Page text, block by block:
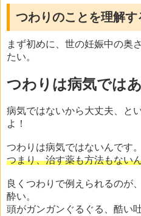
つわりのことを理解す
まず初めに、世の妊娠中の奥
たい。
つわりは病気では
病気ではないから大丈夫、と
よ！
つわりは病気ではないんです。
つまり、治す薬も方法もない
良くつわりで例えられるのが
酔い。
頭がガンガンぐるぐる、酷い